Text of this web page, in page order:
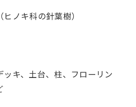
ノキ科の針葉樹）
ッキ、土台、柱、フローリン